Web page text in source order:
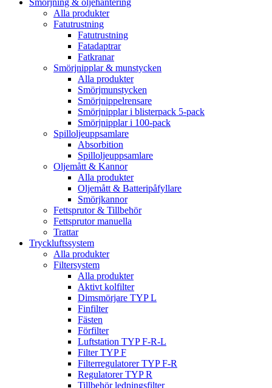
Smörjning & oljehantering
Alla produkter
Fatutrustning
Fatutrustning
Fatadaptrar
Fatkranar
Smörjnipplar & munstycken
Alla produkter
Smörjmunstycken
Smörjnippelrensare
Smörjnipplar i blisterpack 5-pack
Smörjnipplar i 100-pack
Spilloljeuppsamlare
Absorbition
Spilloljeuppsamlare
Oljemått & Kannor
Alla produkter
Oljemått & Batteripåfyllare
Smörjkannor
Fettsprutor & Tillbehör
Fettsprutor manuella
Trattar
Tryckluftssystem
Alla produkter
Filtersystem
Alla produkter
Aktivt kolfilter
Dimsmörjare TYP L
Finfilter
Fästen
Förfilter
Luftstation TYP F-R-L
Filter TYP F
Filterregulatorer TYP F-R
Regulatorer TYP R
Tillbehör ledningsfilter